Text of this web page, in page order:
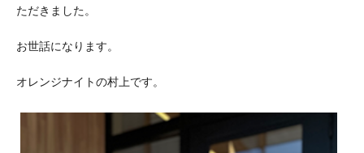
ただきました。
お世話になります。
オレンジナイトの村上です。